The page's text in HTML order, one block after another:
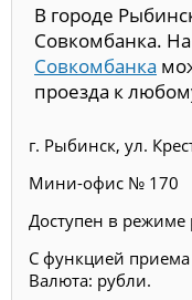
В городе
Совкомбанка.
Совкомбанка
проезда к
г. Рыбинск, ул.
Мини-офис № 170
Доступен в режиме
С функцией
Валюта: рубли.